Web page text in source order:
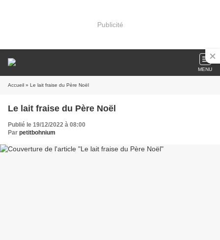
Publicité
MENU
Accueil » Le lait fraise du Père Noël
Le lait fraise du Père Noël
Publié le 19/12/2022 à 08:00
Par petitbohnium